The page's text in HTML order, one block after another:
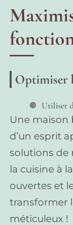
Optimiser
Utiliser
Une maison
d’un esprit
solutions de
la cuisine à la
ouvertes et
transformer
méticuleux !